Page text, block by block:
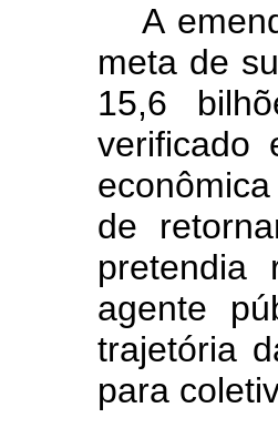
A
meta de
15,6
verificado
de
pretendia
agente
trajetória
para